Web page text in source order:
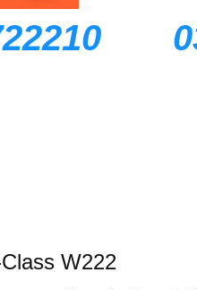
W222